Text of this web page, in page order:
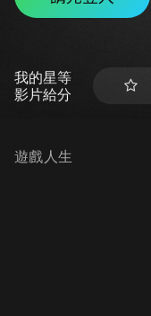
我的星等
影片給分
遊戲人生